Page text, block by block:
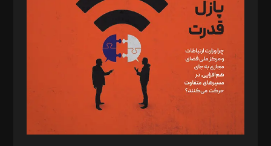
مصطفی مسجدی آرانی، ابوالفضل رجبی، زهرا فکرانه، فائزه فتحی
رستمی،مصطفی باستان
ویرایش: نگار استاد‌‌آقا
طراح یونیفرم: مجید توکلی
فیلمبرداری و عکاسی: امیر شفیعی، مانی لطفی زاده
گرافیک و صفحه‌آرایی: سید‌سبحان‌علی ثابت
مد‌یر توسعه تجاری: کامبیز برید‌
امور مالی: شاپور رهبری، محمد‌ کاظمی‌نیا